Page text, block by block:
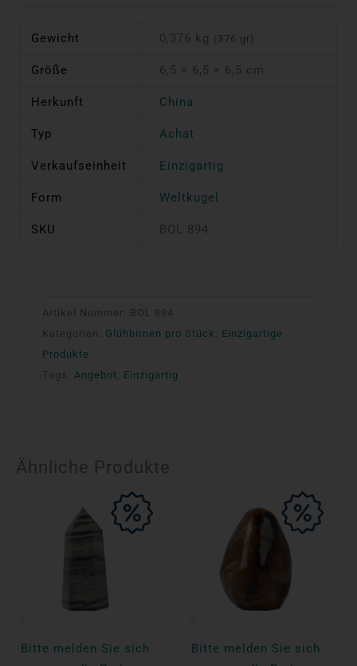
Gewicht 0,376 kg (376 gr)
Größe 6,5 × 6,5 × 6,5 cm
Herkunft China
Typ Achat
Verkaufseinheit Einzigartig
Form Weltkugel
SKU BOL 894
Artikel Nummer: BOL 894
Kategorien:
Glühbirnen pro Stück
Einzigartige
Produkte
Tags:
Angebot Einzigartig
Ähnliche Produkte
Bitte melden Sie sich
Bitte melden Sie sich